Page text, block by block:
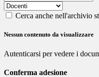
Cerca anche nell'archivio
Nessun contenuto da visualizzare
Autenticarsi per vedere i
Conferma adesione